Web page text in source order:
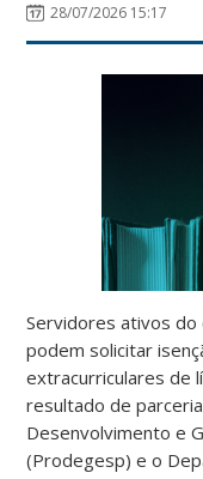
28/07/2026 15:17
Servidores ativos do
podem solicitar
extracurriculares de
resultado de
Desenvolvimento e
(Prodegesp) e o